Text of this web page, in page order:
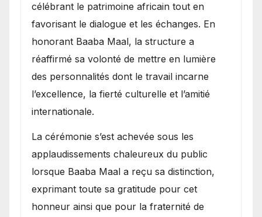
célébrant le patrimoine africain tout en
favorisant le dialogue et les échanges. En
honorant Baaba Maal, la structure a
réaffirmé sa volonté de mettre en lumière
des personnalités dont le travail incarne
l’excellence, la fierté culturelle et l’amitié
internationale.
​La cérémonie s’est achevée sous les
applaudissements chaleureux du public
lorsque Baaba Maal a reçu sa distinction,
exprimant toute sa gratitude pour cet
honneur ainsi que pour la fraternité de